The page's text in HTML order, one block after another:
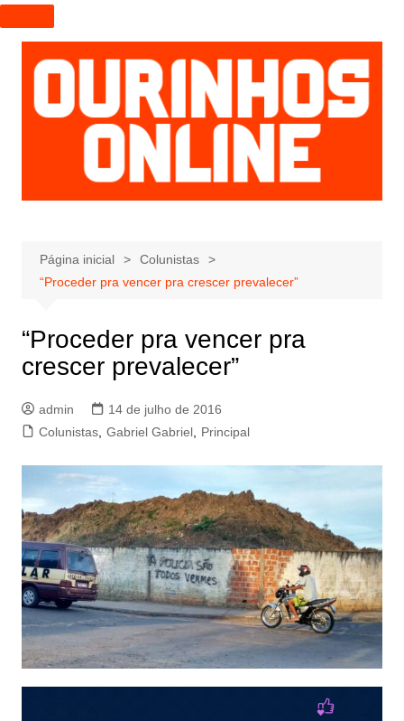
I
r
p
a
r
a
e
ú
Página inicial
Colunistas
“Proceder pra vencer pra crescer prevalecer”
“Proceder pra vencer pra
crescer prevalecer”
admin
14 de julho de 2016
Colunistas, Gabriel Gabriel, Principal